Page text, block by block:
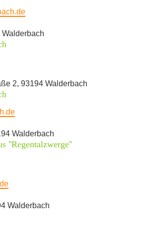
2, 93194 Walderbach
Walderbach
''Regentalzwerge''
Walderbach